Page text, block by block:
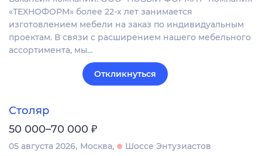
«ТЕХНОФОРМ» более 22-х лет занимается
изготовлением мебели на заказ по индивидуальным
проектам. В связи с расширением нашего мебельного
ассортимента, мы…
Откликнуться
Столяр
50 000–70 000 ₽
05 августа 2026 Москва
Шоссе Энтузиастов